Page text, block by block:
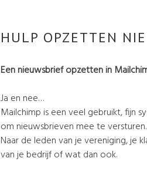
HULP OPZETTEN
Een nieuwsbrief opzetten in
Ja en nee…
Mailchimp is een veel gebruikt, fijn
om nieuwsbrieven mee te versturen.
Naar de leden van je vereniging, je
van je bedrijf of wat dan ook.